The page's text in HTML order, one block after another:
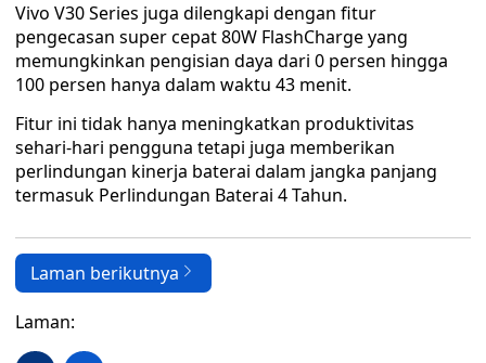
Vivo V30 Series juga dilengkapi dengan fitur
pengecasan super cepat 80W FlashCharge yang
memungkinkan pengisian daya dari 0 persen hingga
100 persen hanya dalam waktu 43 menit.
Fitur ini tidak hanya meningkatkan produktivitas
sehari-hari pengguna tetapi juga memberikan
perlindungan kinerja baterai dalam jangka panjang
termasuk Perlindungan Baterai 4 Tahun.
Laman berikutnya
Laman: